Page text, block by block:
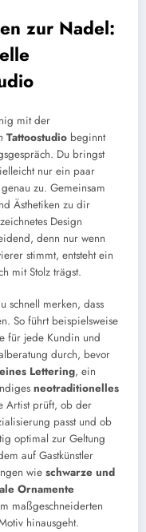
zur Nadel:
mit der
Tattoostudio beginnt
Du bringst
nur ein paar
zu. Gemeinsam
Ästhetiken zu dir
Design
denn nur wenn
stimmt, entsteht ein
mit Stolz trägst.
schnell merken, dass
So führt beispielsweise
für jede Kundin und
durch, bevor
Lettering, ein
neotraditionelles
Artist prüft, ob der
passt und ob
optimal zur Geltung
auf Gastkünstler
wie schwarze und
Ornamente
maßgeschneiderten
hinausgeht.